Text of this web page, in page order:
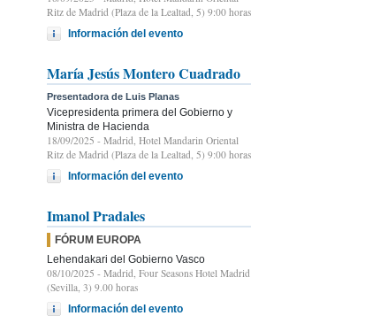
Ritz de Madrid (Plaza de la Lealtad, 5) 9:00 horas
Información del evento
María Jesús Montero Cuadrado
Presentadora de Luis Planas
Vicepresidenta primera del Gobierno y
Ministra de Hacienda
18/09/2025 - Madrid, Hotel Mandarin Oriental
Ritz de Madrid (Plaza de la Lealtad, 5) 9:00 horas
Información del evento
Imanol Pradales
FÓRUM EUROPA
Lehendakari del Gobierno Vasco
08/10/2025 - Madrid, Four Seasons Hotel Madrid
(Sevilla, 3) 9.00 horas
Información del evento